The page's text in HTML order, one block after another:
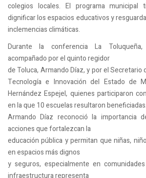
colegios locales. El programa municipal
dignificar los espacios educativos y
inclemencias climáticas.
Durante la conferencia La
acompañado por el quinto regidor
de Toluca, Armando Díaz, y por el Secretario
Tecnología e Innovación del Estado de
Hernández Espejel, quienes participaron
en la que 10 escuelas resultaron beneficiadas.
Armando Díaz reconoció la importancia
acciones que fortalezcan la
educación pública y permitan que niñas,
en espacios más dignos
y seguros, especialmente en
infraestructura representa